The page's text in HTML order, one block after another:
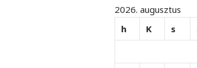
2026. augusztus
h
K s